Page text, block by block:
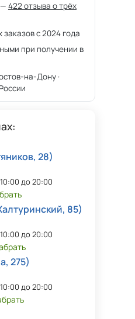
422 отзыва о трёх
с 2024 года
при получении в
на-Дону ·
28)
до 20:00
85)
до 20:00
275)
до 20:00